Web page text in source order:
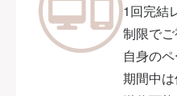
1回完結
制限で
自身の
期間中